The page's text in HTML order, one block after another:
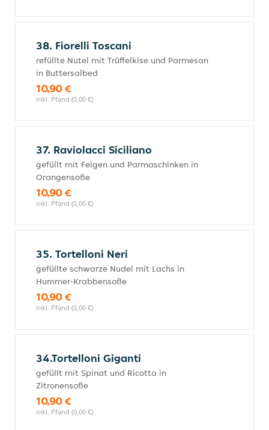
38. Fiorelli Toscani
refüllte Nutel mit Trüffelkise und Parmesan
in Buttersalbed
10,90 €
inkl. Pfand (0,00 €)
37. Raviolacci Siciliano
gefüllt mit Feigen und Parmaschinken in
Orangensoße
10,90 €
inkl. Pfand (0,00 €)
35. Tortelloni Neri
gefüllte schwarze Nudel mit Lachs in
Hummer-Krabbensoße
10,90 €
inkl. Pfand (0,00 €)
34.Tortelloni Giganti
gefüllt mit Spinat und Ricotta in
Zitronensoße
10,90 €
inkl. Pfand (0,00 €)